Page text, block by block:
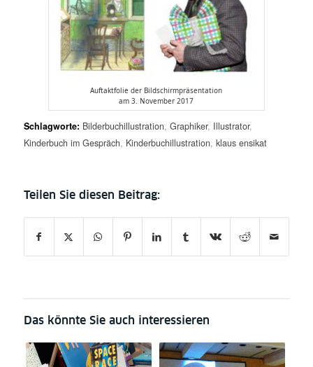
Auftaktfolie der Bildschirmpräsentation
am 3. November 2017
Schlagworte: Bilderbuchillustration, Graphiker, Illustrator,
Kinderbuch im Gespräch, Kinderbuchillustration, klaus ensikat
Das könnte Sie auch interessieren